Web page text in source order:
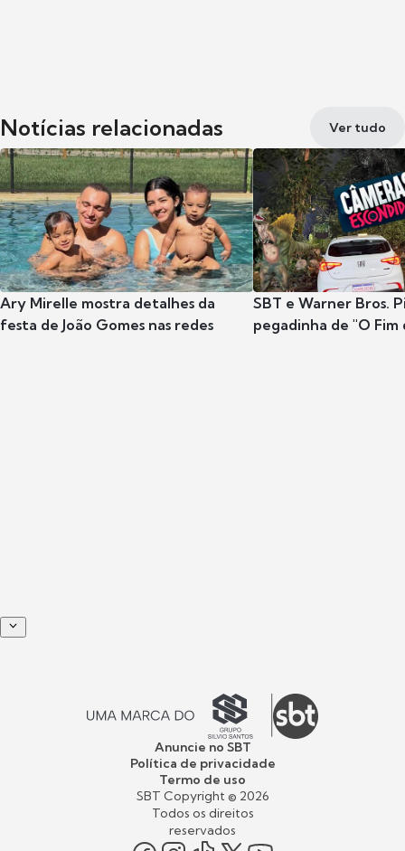
Notícias relacionadas Ver tudo
Ary Mirelle mostra detalhes da
festa de João Gomes nas redes
SBT e Warner Bros.
pegadinha de "O Fim
Anuncie no SBT
Política de privacidade
Termo de uso
SBT Copyright © 2026
Todos os direitos
reservados